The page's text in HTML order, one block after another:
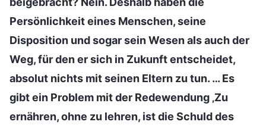
Persönlichkeit eines Menschen, seine
Disposition und sogar sein Wesen als auch der
Weg, für den er sich in Zukunft entscheidet,
absolut nichts mit seinen Eltern zu tun. … Es
gibt ein Problem mit der Redewendung ‚Zu
ernähren, ohne zu lehren, ist die Schuld des